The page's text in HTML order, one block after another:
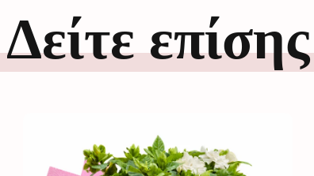
Δείτε επίσης